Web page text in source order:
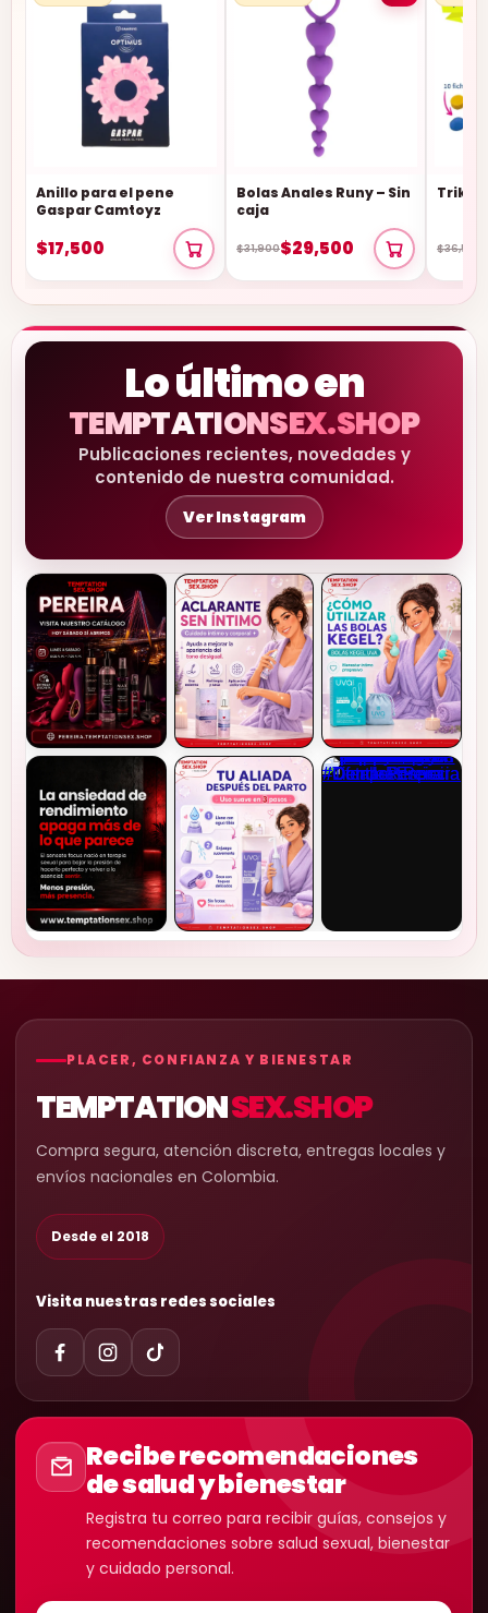
Anillo para el pene
Gaspar Camtoyz
$17,500
Bolas Anales Runy – Sin
caja
$31,900$29,500
Triki y
$36,500
Lo último en
TEMPTATIONSEX.SHOP
Publicaciones recientes, novedades y
contenido de nuestra comunidad.
Ver Instagram
PLACER, CONFIANZA Y BIENESTAR
TEMPTATIONSEX.SHOP
Compra segura, atención discreta, entregas locales y
envíos nacionales en Colombia.
Desde el 2018
Visita nuestras redes sociales
Recibe recomendaciones
de salud y bienestar
Registra tu correo para recibir guías, consejos y
recomendaciones sobre salud sexual, bienestar
y cuidado personal.